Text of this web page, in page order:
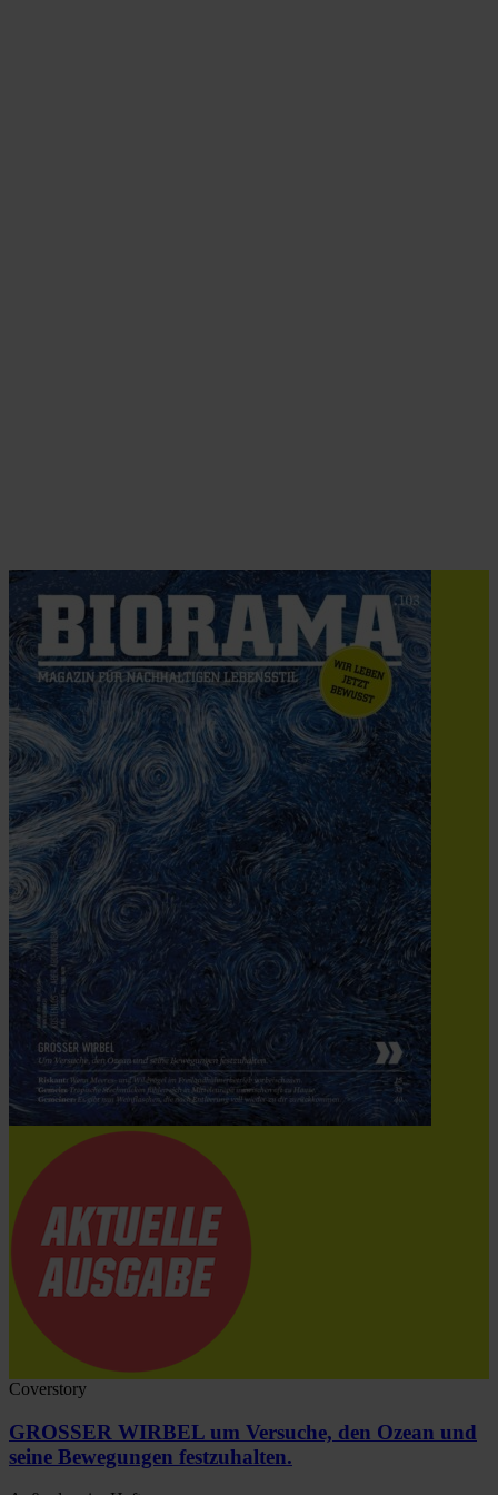
Coverstory
GROSSER WIRBEL um Versuche, den Ozean und
seine Bewegungen festzuhalten.